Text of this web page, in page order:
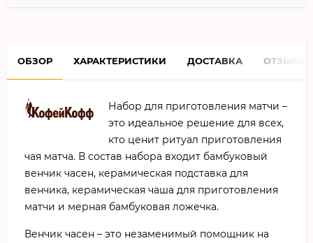
ОБЗОР ХАРАКТЕРИСТИКИ ДОСТАВКА ОТЗЫВЫ
Набор для приготовления матчи –
это идеальное решение для всех,
кто ценит ритуал приготовления
чая матча. В состав набора входит бамбуковый
венчик часен, керамическая подставка для
венчика, керамическая чаша для приготовления
матчи и мерная бамбуковая ложечка.
Венчик часен – это незаменимый помощник на